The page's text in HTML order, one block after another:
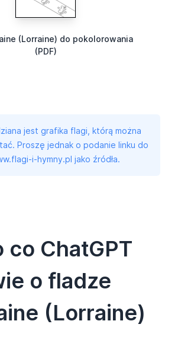
(Lorraine) do pokolorowania
(PDF)
jest grafika flagi, którą można
Proszę jednak o podanie linku do
i-hymny.pl jako źródła.
co ChatGPT
o fladze
(Lorraine)